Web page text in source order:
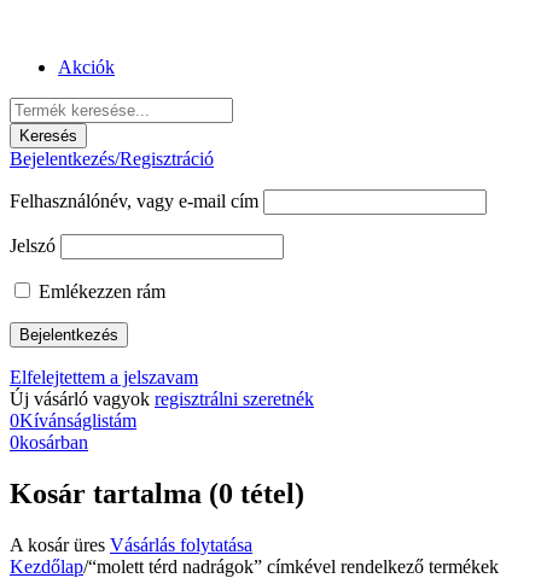
Akciók
Bejelentkezés/Regisztráció
Felhasználónév, vagy e-mail cím
Jelszó
Emlékezzen rám
Elfelejtettem a jelszavam
Új vásárló vagyok regisztrálni szeretnék
0Kívánságlistám
0kosárban
Kosár tartalma (0 tétel)
A kosár üres Vásárlás folytatása
Kezdőlap/“molett térd nadrágok” címkével rendelkező termékek